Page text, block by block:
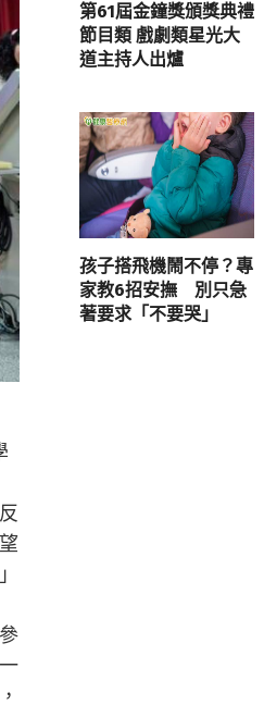
第61屆金鐘獎頒獎典禮
節目類 戲劇類星光大
道主持人出爐
孩子搭飛機鬧不停？專
家教6招安撫 別只急
著要求「不要哭」